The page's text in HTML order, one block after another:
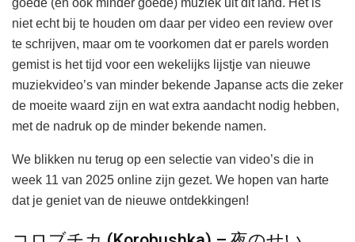
goede (en ook minder goede) muziek uit dit land. Het is
niet echt bij te houden om daar per video een review over
te schrijven, maar om te voorkomen dat er parels worden
gemist is het tijd voor een wekelijks lijstje van nieuwe
muziekvideo’s van minder bekende Japanse acts die zeker
de moeite waard zijn en wat extra aandacht nodig hebben,
met de nadruk op de minder bekende namen.
We blikken nu terug op een selectie van video’s die in
week 11 van 2025 online zijn gezet. We hopen van harte
dat je geniet van de nieuwe ontdekkingen!